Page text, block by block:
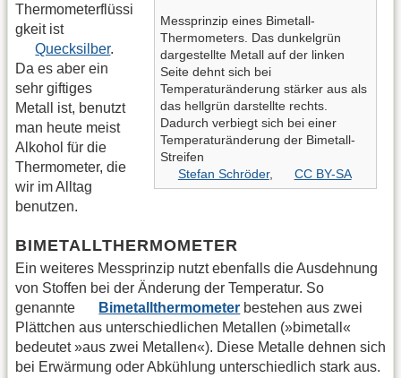
Messprinzip eines Bimetall-
Thermometers. Das dunkelgrün
dargestellte Metall auf der linken
Seite dehnt sich bei
Temperaturänderung stärker aus als
das hellgrün darstellte rechts.
Dadurch verbiegt sich bei einer
Temperaturänderung der Bimetall-
Streifen
Stefan Schröder, CC BY-SA
Thermometerflüssi
gkeit ist
Quecksilber.
Da es aber ein
sehr giftiges
Metall ist, benutzt
man heute meist
Alkohol für die
Thermometer, die
wir im Alltag
benutzen.
BIMETALLTHERMOMETER
Ein weiteres Messprinzip nutzt ebenfalls die Ausdehnung
von Stoffen bei der Änderung der Temperatur. So
genannte
Bimetallthermometer bestehen aus zwei
Plättchen aus unterschiedlichen Metallen (»bimetall«
bedeutet »aus zwei Metallen«). Diese Metalle dehnen sich
bei Erwärmung oder Abkühlung unterschiedlich stark aus.